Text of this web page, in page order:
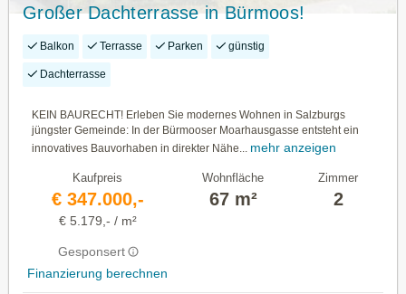
Großer Dachterrasse in Bürmoos!
Balkon Terrasse Parken günstig
Dachterrasse
KEIN BAURECHT! Erleben Sie modernes Wohnen in Salzburgs
jüngster Gemeinde: In der Bürmooser Moarhausgasse entsteht ein
innovatives Bauvorhaben in direkter Nähe... mehr anzeigen
Kaufpreis
€ 347.000,-
€ 5.179,- / m²
Gesponsert
Finanzierung berechnen
Wohnfläche
67 m²
Zimmer
2